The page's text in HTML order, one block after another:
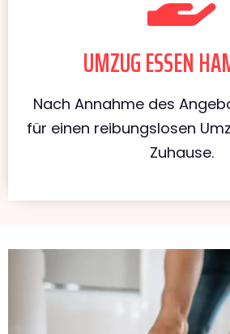
UMZUG ESSEN
Nach Annahme des
für einen reibungslosen
Zuhause.